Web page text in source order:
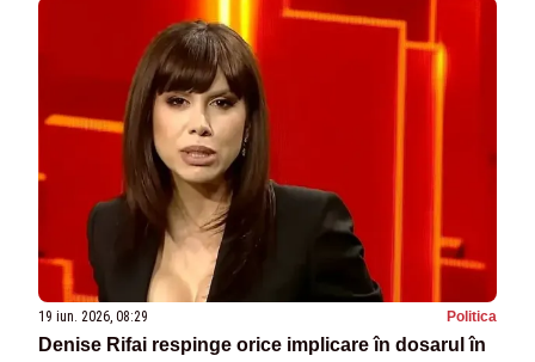
19 iun. 2026, 08:29 Politica
Denise Rifai respinge orice implicare în dosarul în